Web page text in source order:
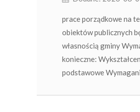
prace porządkowe na
obiektów publicznych
własnością gminy
konieczne:
podstawowe